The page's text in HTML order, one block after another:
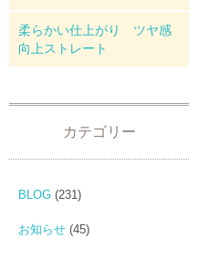
柔らかい仕上がり ツヤ感
向上ストレート
カテゴリー
BLOG (231)
お知らせ (45)